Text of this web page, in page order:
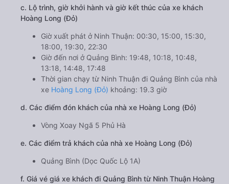
c. Lộ trình, giờ khởi hành và giờ kết thúc của xe khách
Hoàng Long (Đỏ)
Giờ xuất phát ở Ninh Thuận: 00:30, 15:00, 15:30,
18:00, 19:30, 22:30
Giờ đến nơi ở Quảng Bình: 19:48, 10:18, 10:48,
13:18, 14:48, 17:48
Thời gian chạy từ Ninh Thuận đi Quảng Bình của nhà
xe Hoàng Long (Đỏ) khoảng: 19.3 giờ
d. Các điểm đón khách của nhà xe Hoàng Long (Đỏ)
Vòng Xoay Ngã 5 Phủ Hà
e. Các điểm trả khách của nhà xe Hoàng Long (Đỏ)
Quảng Bình (Dọc Quốc Lộ 1A)
f. Giá vé giá xe khách đi Quảng Bình từ Ninh Thuận Hoàng